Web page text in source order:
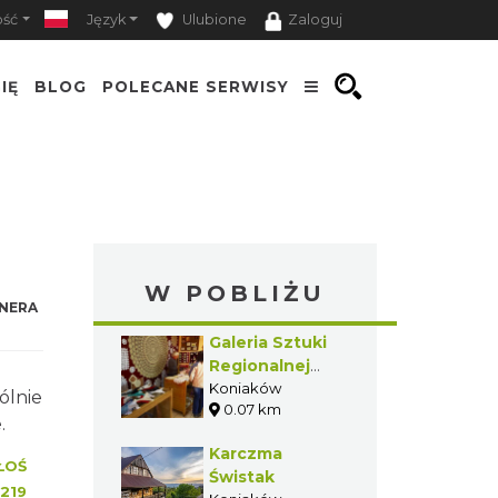
Język Ulubione Zaloguj
BLOG POLECANE SERWISY
219
W POBLIŻU
Galeria Sztuki
Regionalnej
Tadeusza
Ruckiego
Koniaków
0.07 km
Karczma
Świstak